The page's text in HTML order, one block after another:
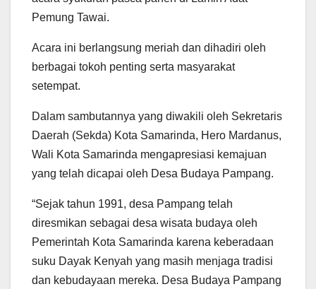
Pemung Tawai.
Acara ini berlangsung meriah dan dihadiri oleh
berbagai tokoh penting serta masyarakat
setempat.
Dalam sambutannya yang diwakili oleh Sekretaris
Daerah (Sekda) Kota Samarinda, Hero Mardanus,
Wali Kota Samarinda mengapresiasi kemajuan
yang telah dicapai oleh Desa Budaya Pampang.
“Sejak tahun 1991, desa Pampang telah
diresmikan sebagai desa wisata budaya oleh
Pemerintah Kota Samarinda karena keberadaan
suku Dayak Kenyah yang masih menjaga tradisi
dan kebudayaan mereka. Desa Budaya Pampang